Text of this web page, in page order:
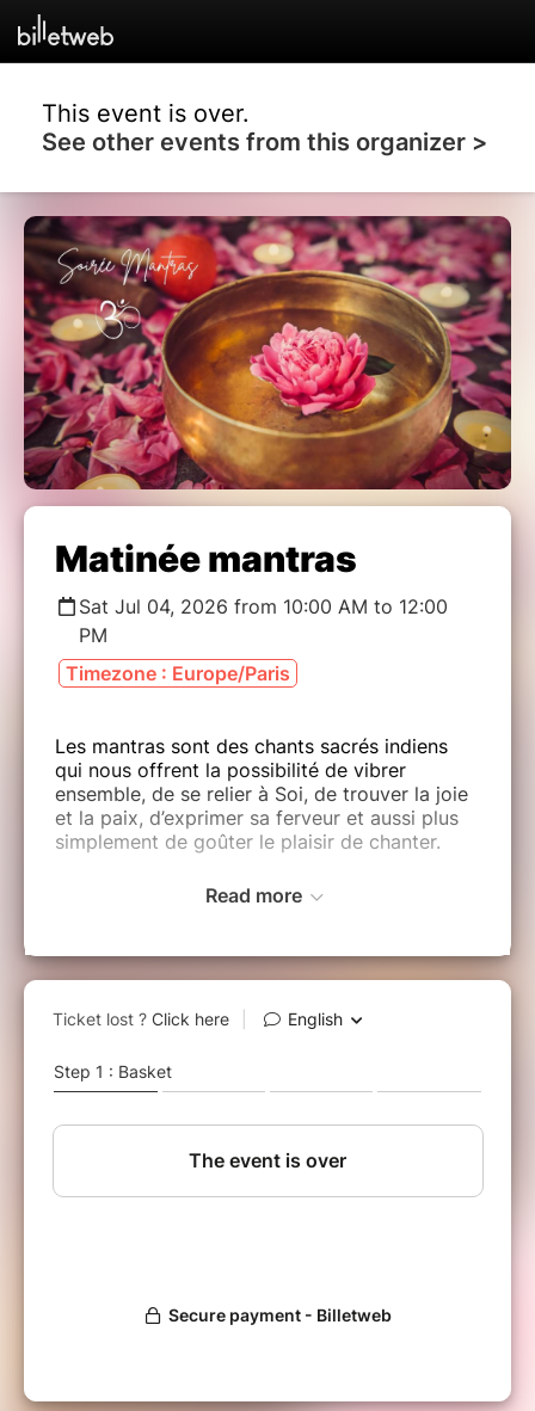
This event is over.
See other events from this organizer >
Matinée mantras
Sat Jul 04, 2026 from 10:00 AM to 12:00
PM
Timezone : Europe/Paris
Les mantras sont des chants sacrés indiens
qui nous offrent la possibilité de vibrer
ensemble, de se relier à Soi, de trouver la joie
et la paix, d’exprimer sa ferveur et aussi plus
simplement de goûter le plaisir de chanter.
Nul besoin de savoir chanter pour participer,
La soirée commence par quelques
mouvements doux et simples de yoga et des
respirations afin de s’échauffer.
Puis plusieurs mantras avec chacun sa couleur
Nous terminerons la séance pas une
méditation, une danse sacrée ou une
relaxation.
Read more